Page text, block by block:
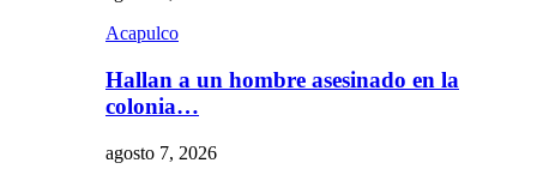
Acapulco
Hallan a un hombre asesinado en la
colonia…
agosto 7, 2026